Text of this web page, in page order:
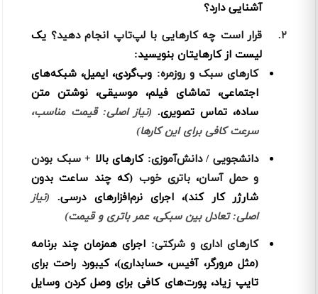
آشنایی دارد؟
۲.
قرار است چه کارهایی با لپ‌تاپ انجام دهید؟ یک
لیست از کارهایتان بنویسید:
کارهای سبک و روزمره: وب‌گردی، ایمیل، شبکه‌های
اجتماعی، تماشای فیلم، موسیقی، نوشتن متن
ساده، تماس تصویری. (نیاز اصلی: قیمت مناسب،
سرعت کافی برای این کارها)
دانشجویی / دانش‌آموزی: کارهای بالا +سبک بودن
و حمل آسان،باتری خوب (که چند ساعت بدون
شارژر کار کند)، اجرای نرم‌افزارهای درسی. (نیاز
اصلی: تعادل بین سبکی، عمر باتری و قیمت)
کارهای اداری و شرکتی: اجرای همزمان چند برنامه
(مثل مرورگر، آفیس، حسابداری)، کیبورد راحت برای
تایپ زیاد، پورت‌های کافی برای وصل کردن وسایل